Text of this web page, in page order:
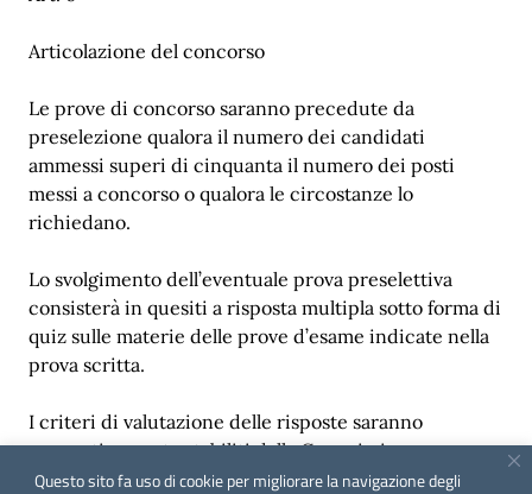
Questo sito fa uso di cookie per migliorare la navigazione degli
Articolazione del concorso
Le prove di concorso saranno precedute da
preselezione qualora il numero dei candidati
ammessi superi di cinquanta il numero dei posti
messi a concorso o qualora le circostanze lo
richiedano.
Lo svolgimento dell’eventuale prova preselettiva
consisterà in quesiti a risposta multipla sotto forma di
quiz sulle materie delle prove d’esame indicate nella
prova scritta.
I criteri di valutazione delle risposte saranno
preventivamente stabiliti dalla Commissione
esaminatrice.